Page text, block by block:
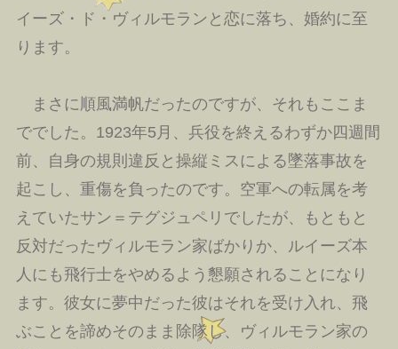
イーズ・ド・ヴィルモランと恋に落ち、婚約に至
ります。
まさに順風満帆だったのですが、それもここま
ででした。1923年5月、兵役を終えるわずか四週間
前、自身の規則違反と操縦ミスによる墜落事故を
起こし、重傷を負ったのです。空軍への転属を考
えていたサン＝テグジュペリでしたが、もともと
反対だったヴィルモラン家ばかりか、ルイーズ本
人にも飛行士をやめるよう懇願されることになり
ます。彼女に夢中だった彼はそれを受け入れ、飛
ぶことを諦めそのまま除隊し、ヴィルモラン家の